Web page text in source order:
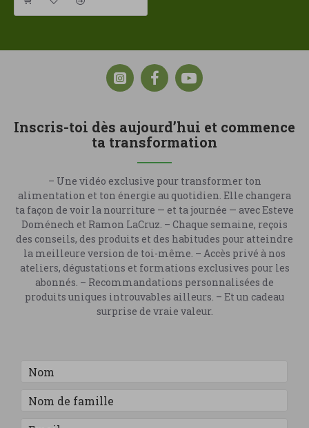
Inscris-toi dès aujourd’hui et commence
ta transformation
– Une vidéo exclusive pour transformer ton
alimentation et ton énergie au quotidien. Elle changera
ta façon de voir la nourriture — et ta journée — avec Esteve
Doménech et Ramon LaCruz. – Chaque semaine, reçois
des conseils, des produits et des habitudes pour atteindre
la meilleure version de toi-même. – Accès privé à nos
ateliers, dégustations et formations exclusives pour les
abonnés. – Recommandations personnalisées de
produits uniques introuvables ailleurs. – Et un cadeau
surprise de vraie valeur.